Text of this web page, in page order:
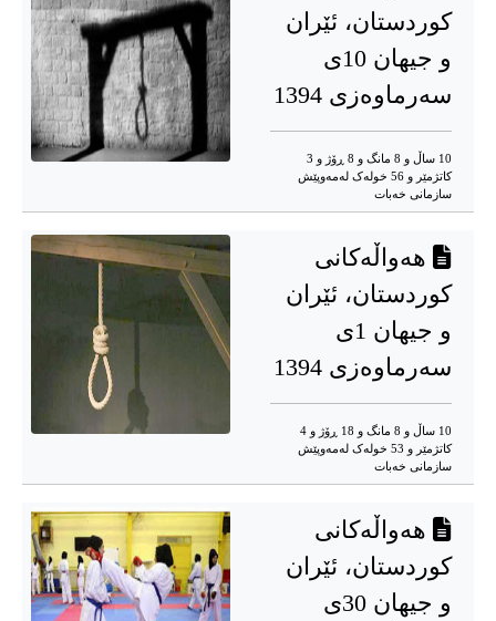
کوردستان، ئێران
و جیهان 10ی
سەرماوەزی 1394
10 ساڵ و 8 مانگ و 8 ڕۆژ و 3
کاتژمێر و 56 خوله‌ک له‌مه‌وپێش‌
سازمانی خەبات
هەواڵەکانی
کوردستان، ئێران
و جیهان 1ی
سەرماوەزی 1394
10 ساڵ و 8 مانگ و 18 ڕۆژ و 4
کاتژمێر و 53 خوله‌ک له‌مه‌وپێش‌
سازمانی خەبات
هەواڵەکانی
کوردستان، ئێران
و جیهان 30ی